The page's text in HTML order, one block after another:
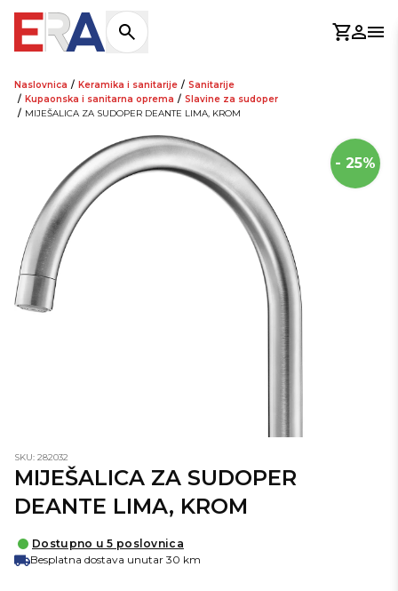
Košarica
Naslovnica / Keramika i sanitarije / Sanitarije
/ Kupaonska i sanitarna oprema / Slavine za sudoper
/ MIJEŠALICA ZA SUDOPER DEANTE LIMA, KROM
- 25%
SKU: 282032
MIJEŠALICA ZA SUDOPER
DEANTE LIMA, KROM
Dostupno u 5 poslovnica
Besplatna dostava unutar 30 km